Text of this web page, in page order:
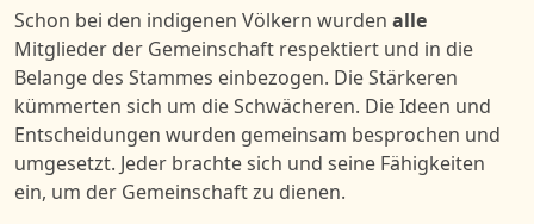
Schon bei den indigenen Völkern wurden alle
Mitglieder der Gemeinschaft respektiert und in die
Belange des Stammes einbezogen. Die Stärkeren
kümmerten sich um die Schwächeren. Die Ideen und
Entscheidungen wurden gemeinsam besprochen und
umgesetzt. Jeder brachte sich und seine Fähigkeiten
ein, um der Gemeinschaft zu dienen.